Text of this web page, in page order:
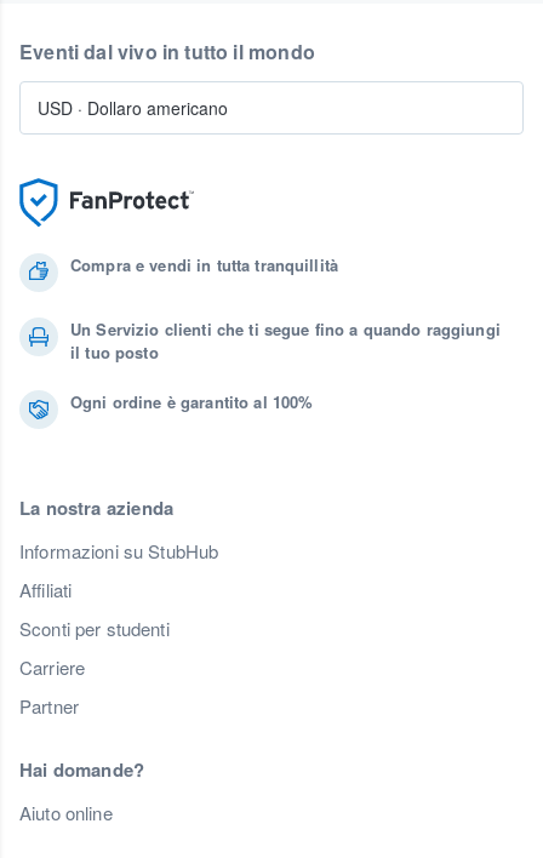
Compra e vendi in tutta tranquillità
Un Servizio clienti che ti segue fino a quando raggiungi
il tuo posto
Ogni ordine è garantito al 100%
La nostra azienda
Informazioni su StubHub
Affiliati
Sconti per studenti
Carriere
Partner
Hai domande?
Aiuto online
Eventi dal vivo in tutto il mondo
USD · Dollaro americano